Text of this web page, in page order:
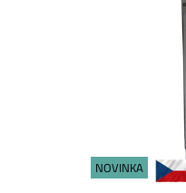
NOVINKA